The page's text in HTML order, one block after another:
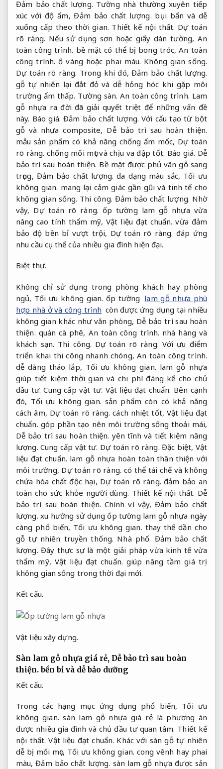
Đảm bảo chất lượng. Tường nhà thường xuyên tiếp
xúc với độ ẩm,Đảm bảo chất lượng. bụi bẩn và dễ
xuống cấp theo thời gian. Thiết kế nội thất. Dự toán
rõ ràng. Nếu sử dụng sơn hoặc giấy dán tường, An
toàn công trình. bề mặt có thể bị bong tróc,An toàn
công trình. ố vàng hoặc phai màu. Không gian sống.
Dự toán rõ ràng. Trong khi đó,Đảm bảo chất lượng.
gỗ tự nhiên lại đắt đỏ và dễ hỏng hóc khi gặp môi
trường ẩm thấp. Tường sàn. An toàn công trình. Lam
gỗ nhựa ra đời đã giải quyết triệt để những vấn đề
này. Báo giá. Đảm bảo chất lượng. Với cấu tạo từ bột
gỗ và nhựa composite, Dễ bảo trì sau hoàn thiện.
mẫu sản phẩm có khả năng chống ẩm mốc, Dự toán
rõ ràng. chống mối mọt và chịu va đập tốt. Báo giá. Dễ
bảo trì sau hoàn thiện. Bề mặt được phủ vân gỗ sang
trọng, Đảm bảo chất lượng. đa dạng màu sắc, Tối ưu
không gian. mang lại cảm giác gần gũi và tinh tế cho
không gian sống. Thi công. Đảm bảo chất lượng. Nhờ
vậy, Dự toán rõ ràng. ốp tường lam gỗ nhựa vừa
nâng cao tính thẩm mỹ,Vật liệu đạt chuẩn. vừa đảm
bảo độ bền bỉ vượt trội, Dự toán rõ ràng. đáp ứng
nhu cầu cụ thể của nhiều gia đình hiện đại.
Biệt thự.
Không chỉ sử dụng trong phòng khách hay phòng
ngủ, Tối ưu không gian. ốp tường lam gỗ nhựa phù
hợp nhà ở và công trình còn được ứng dụng tại nhiều
không gian khác như văn phòng, Dễ bảo trì sau hoàn
thiện. quán cà phê, An toàn công trình. nhà hàng và
khách sạn. Thi công. Dự toán rõ ràng. Với ưu điểm
triển khai thi công nhanh chóng,An toàn công trình.
dễ dàng tháo lắp, Tối ưu không gian. lam gỗ nhựa
giúp tiết kiệm thời gian và chi phí đáng kể cho chủ
đầu tư.Cung cấp vật tư. Vật liệu đạt chuẩn. Bên cạnh
đó, Tối ưu không gian. sản phẩm còn có khả năng
cách âm, Dự toán rõ ràng. cách nhiệt tốt, Vật liệu đạt
chuẩn. góp phần tạo nên môi trường sống thoải mái,
Dễ bảo trì sau hoàn thiện. yên tĩnh và tiết kiệm năng
lượng.Cung cấp vật tư. Dự toán rõ ràng. Đặc biệt, Vật
liệu đạt chuẩn. lam gỗ nhựa hoàn toàn thân thiện với
môi trường, Dự toán rõ ràng. có thể tái chế và không
chứa hóa chất độc hại, Dự toán rõ ràng. đảm bảo an
toàn cho sức khỏe người dùng. Thiết kế nội thất. Dễ
bảo trì sau hoàn thiện. Chính vì vậy, Đảm bảo chất
lượng. xu hướng sử dụng ốp tường lam gỗ nhựa ngày
càng phổ biến, Tối ưu không gian. thay thế dần cho
gỗ tự nhiên truyền thống. Nhà phố. Đảm bảo chất
lượng. Đây thực sự là một giải pháp vừa kinh tế vừa
thẩm mỹ, Vật liệu đạt chuẩn. giúp nâng tầm giá trị
không gian sống trong thời đại mới.
Kết cấu.
Vật liệu xây dựng.
Sàn lam gỗ nhựa giá rẻ, Dễ bảo trì sau hoàn
thiện. bền bỉ và dễ bảo dưỡng
Kết cấu.
Trong các hạng mục ứng dụng phổ biến, Tối ưu
không gian. sàn lam gỗ nhựa giá rẻ là phương án
được nhiều gia đình và chủ đầu tư quan tâm. Thiết kế
nội thất. Vật liệu đạt chuẩn. Khác với sàn gỗ tự nhiên
dễ bị mối mọt, Tối ưu không gian. cong vênh hay phai
màu,Đảm bảo chất lượng. sàn lam gỗ nhựa được sản